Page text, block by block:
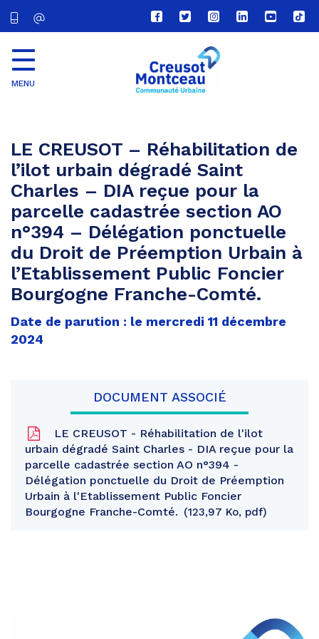
Lien
vers
compte
Facebook
Lien
vers
compte
Twitter
Lien
vers
le
compte
Lien
vers
Lien
vers
Lien
vers
MENU
LE CREUSOT – Réhabilitation de
l’ilot urbain dégradé Saint
Charles – DIA reçue pour la
parcelle cadastrée section AO
n°394 – Délégation ponctuelle
du Droit de Préemption Urbain à
l’Etablissement Public Foncier
Bourgogne Franche-Comté.
Date de parution : le mercredi 11 décembre
2024
DOCUMENT ASSOCIÉ
LE CREUSOT - Réhabilitation de l'ilot
urbain dégradé Saint Charles - DIA reçue pour la
parcelle cadastrée section AO n°394 -
Délégation ponctuelle du Droit de Préemption
Urbain à l'Etablissement Public Foncier
Bourgogne Franche-Comté.
123,97 Ko, pdf